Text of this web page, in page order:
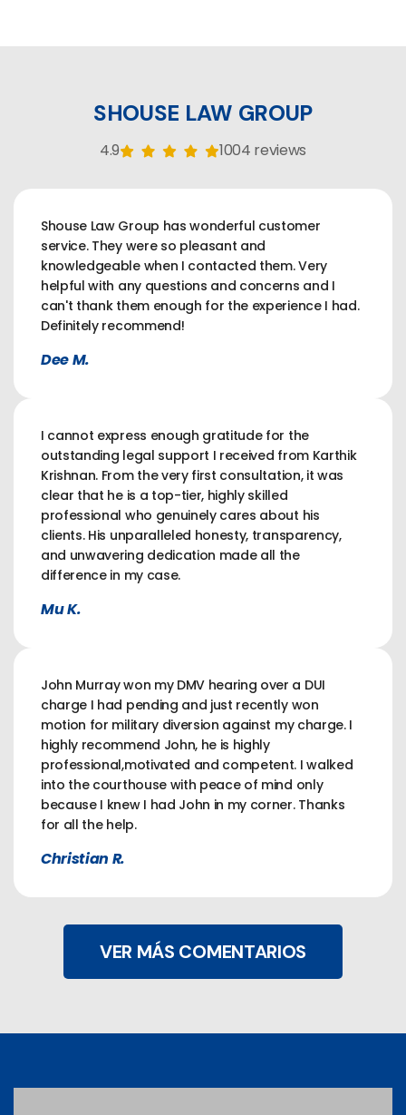
SHOUSE LAW GROUP
4.9 1004 reviews
Shouse Law Group has wonderful customer
service. They were so pleasant and
knowledgeable when I contacted them. Very
helpful with any questions and concerns and I
can't thank them enough for the experience I had.
Definitely recommend!
Dee M.
I cannot express enough gratitude for the
outstanding legal support I received from Karthik
Krishnan. From the very first consultation, it was
clear that he is a top-tier, highly skilled
professional who genuinely cares about his
clients. His unparalleled honesty, transparency,
and unwavering dedication made all the
difference in my case.
Mu K.
John Murray won my DMV hearing over a DUI
charge I had pending and just recently won
motion for military diversion against my charge. I
highly recommend John, he is highly
professional,motivated and competent. I walked
into the courthouse with peace of mind only
because I knew I had John in my corner. Thanks
for all the help.
Christian R.
VER MÁS COMENTARIOS